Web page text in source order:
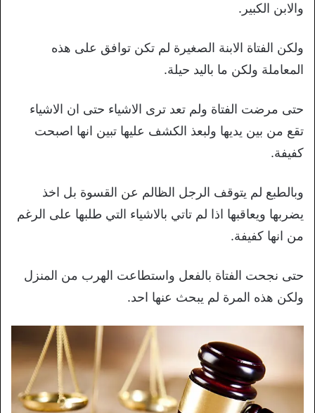
والابن الكبير.
ولكن الفتاة الابنة الصغيرة لم تكن توافق على هذه
المعاملة ولكن ما باليد حيلة.
حتى مرضت الفتاة ولم تعد ترى الاشياء حتى ان الاشياء
تقع من بين يديها ولبعذ الكشف عليها تبين انها اصبحت
كفيفة.
وبالطبع لم يتوقف الرجل الظالم عن القسوة بل اخذ
يضربها ويعاقبها اذا لم تاتي بالاشياء التي طلبها على الرغم
من انها كفيفة.
حتى نجحت الفتاة بالفعل واستطاعت الهرب من المنزل
ولكن هذه المرة لم يبحث عنها احد.